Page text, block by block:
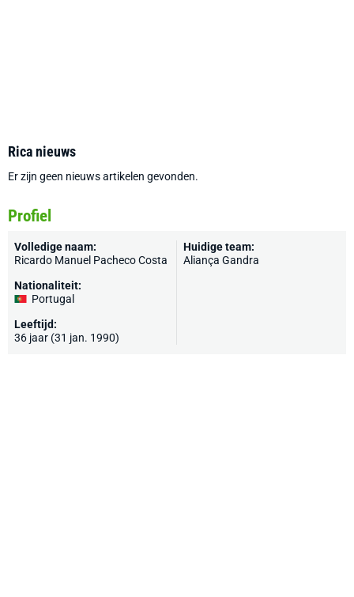
Rica nieuws
Er zijn geen nieuws artikelen gevonden.
Profiel
Volledige naam:
Ricardo Manuel Pacheco Costa
Nationaliteit:
Portugal
Leeftijd:
36 jaar (31 jan. 1990)
Huidige team:
Aliança Gandra